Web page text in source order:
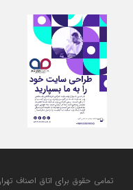
تمامی حقوق برای اتاق اصناف